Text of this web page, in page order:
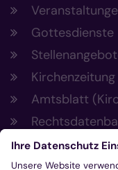
Gottesdienste
Kirchenzeitung
Amtsblatt
Meldestelle